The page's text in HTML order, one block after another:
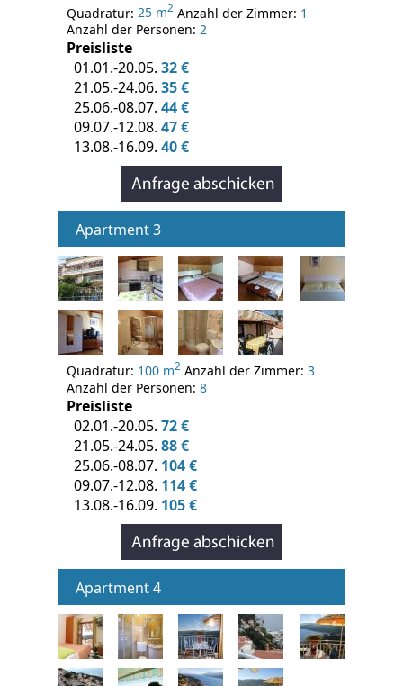
Quadratur: 25 m2 Anzahl der Zimmer: 1
Anzahl der Personen: 2
Preisliste
01.01.-20.05. 32 €
21.05.-24.06. 35 €
25.06.-08.07. 44 €
09.07.-12.08. 47 €
13.08.-16.09. 40 €
Apartment 3
Quadratur: 100 m2 Anzahl der Zimmer: 3
Anzahl der Personen: 8
Preisliste
02.01.-20.05. 72 €
21.05.-24.05. 88 €
25.06.-08.07. 104 €
09.07.-12.08. 114 €
13.08.-16.09. 105 €
Apartment 4